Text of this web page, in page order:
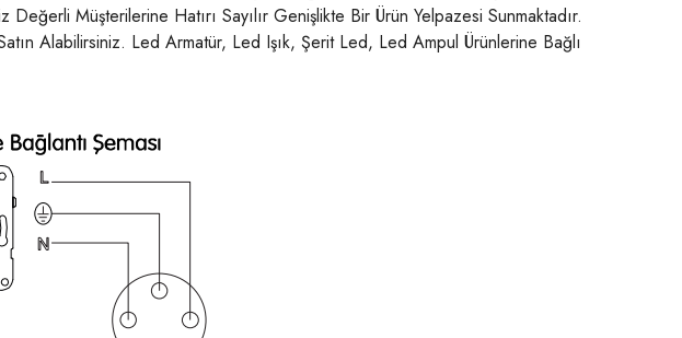
Müşterilerine Hatırı Sayılır Genişlikte Bir Ürün Yelpazesi Sunmaktadır.
Alabilirsiniz. Led Armatür, Led Işık, Şerit Led, Led Ampul Ürünlerine Bağlı